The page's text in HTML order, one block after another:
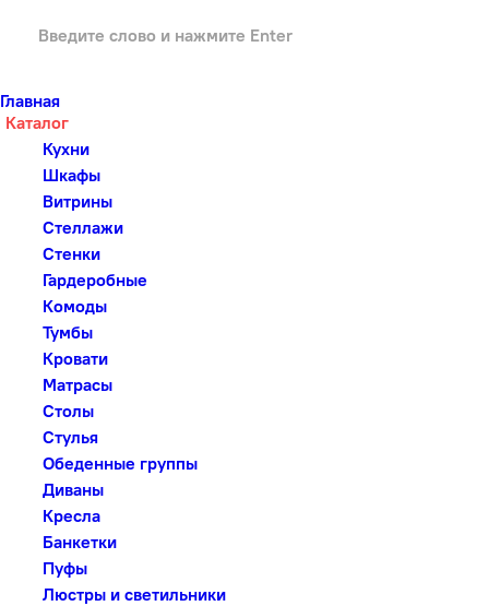
Главная
Каталог
Кухни
Шкафы
Витрины
Стеллажи
Стенки
Гардеробные
Комоды
Тумбы
Кровати
Матрасы
Столы
Стулья
Обеденные группы
Диваны
Кресла
Банкетки
Пуфы
Люстры и светильники